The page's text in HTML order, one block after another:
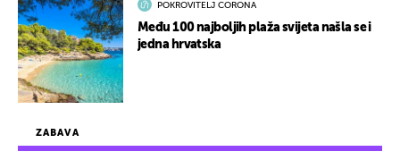
ZABAVA
POKROVITELJ CORONA
Među 100 najboljih plaža svijeta našla se i
jedna hrvatska